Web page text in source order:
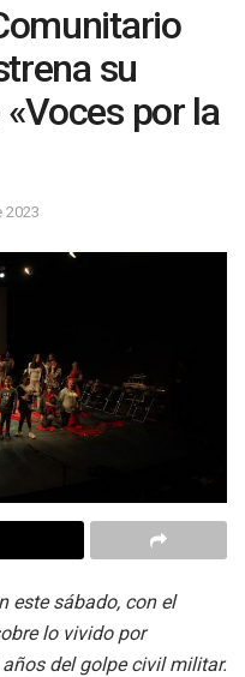
su
por la
2023
este sábado, con el
lo vivido por
del golpe civil militar.